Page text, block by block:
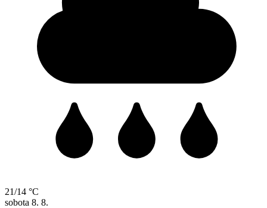
21/14 °C
sobota 8. 8.